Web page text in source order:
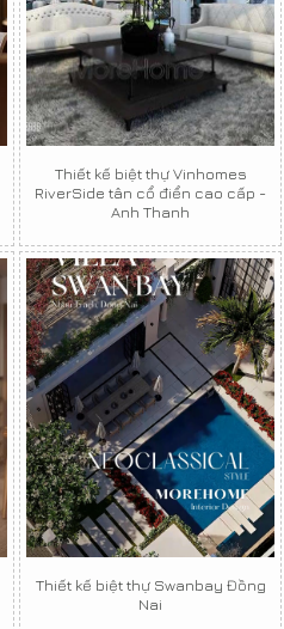
Thiết kế biệt thự Vinhomes
RiverSide tân cổ điển cao cấp -
Anh Thanh
Thiết kế biệt thự Swanbay Đồng
Nai